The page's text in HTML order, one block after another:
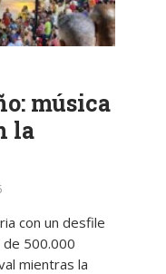
música
la
con un desfile
de 500.000
mientras la